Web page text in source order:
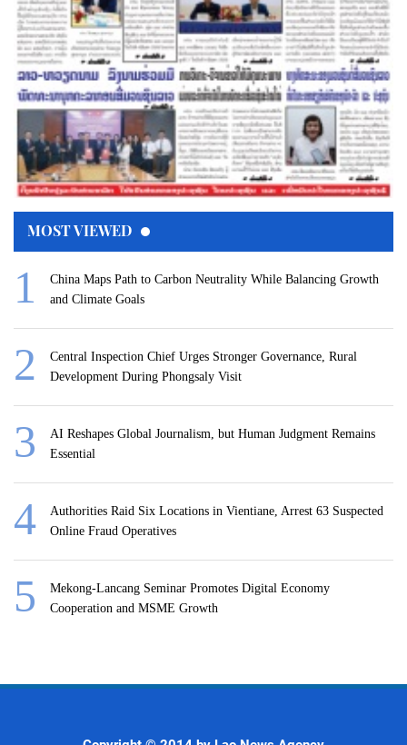
MOST VIEWED
China Maps Path to Carbon Neutrality While Balancing Growth
and Climate Goals
Central Inspection Chief Urges Stronger Governance, Rural
Development During Phongsaly Visit
AI Reshapes Global Journalism, but Human Judgment Remains
Essential
Authorities Raid Six Locations in Vientiane, Arrest 63 Suspected
Online Fraud Operatives
Mekong-Lancang Seminar Promotes Digital Economy
Cooperation and MSME Growth